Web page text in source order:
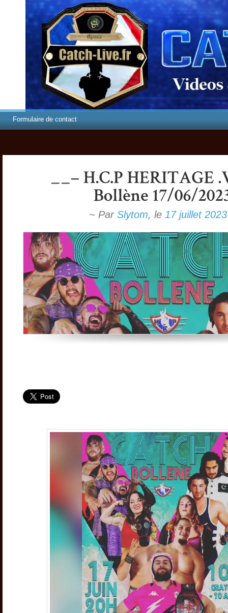
Formulaire de contact
~ Par Slytom, le 17 juillet 2023